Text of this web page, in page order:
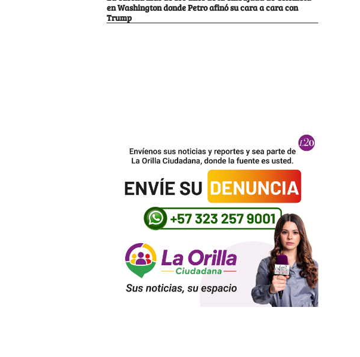
en Washington donde Petro afinó su cara a cara con
Trump